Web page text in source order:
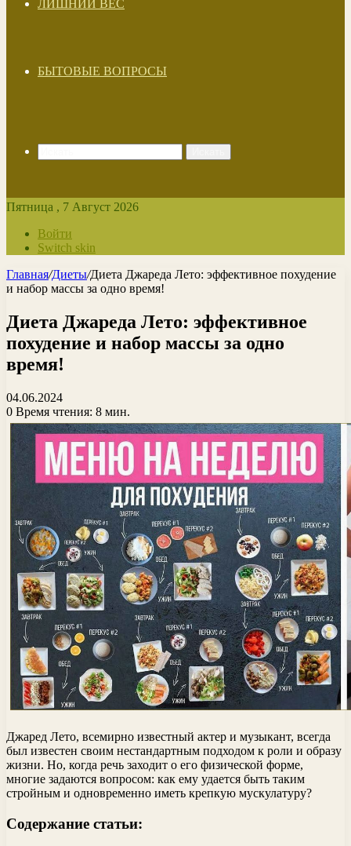
ЛИШНИЙ ВЕС
БЫТОВЫЕ ВОПРОСЫ
Пятница , 7 Август 2026
Войти
Switch skin
Главная/Диеты/Диета Джареда Лето: эффективное похудение
и набор массы за одно время!
Диета Джареда Лето: эффективное
похудение и набор массы за одно
время!
04.06.2024
0 Время чтения: 8 мин.
Джаред Лето, всемирно известный актер и музыкант, всегда
был известен своим нестандартным подходом к роли и образу
жизни. Но, когда речь заходит о его физической форме,
многие задаются вопросом: как ему удается быть таким
стройным и одновременно иметь крепкую мускулатуру?
Содержание статьи: